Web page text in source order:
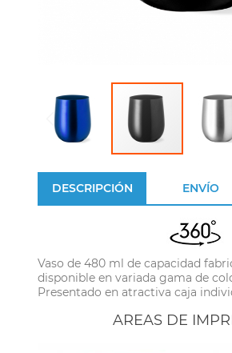
DESCRIPCIÓN
Vaso de 480 ml de capacidad
disponible en variada gama de
Presentado en atractiva caja
AREAS DE
ENVÍO